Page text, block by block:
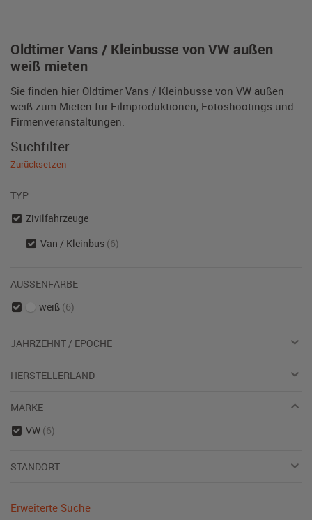
Oldtimer Vans / Kleinbusse von VW außen
weiß mieten
Sie finden hier Oldtimer Vans / Kleinbusse von VW außen
weiß zum Mieten für Filmproduktionen, Fotoshootings und
Firmenveranstaltungen.
Suchfilter
Zurücksetzen
TYP
Zivilfahrzeuge
Van / Kleinbus (6)
AUSSENFARBE
weiß (6)
JAHRZEHNT / EPOCHE
HERSTELLERLAND
MARKE
VW (6)
STANDORT
Erweiterte Suche